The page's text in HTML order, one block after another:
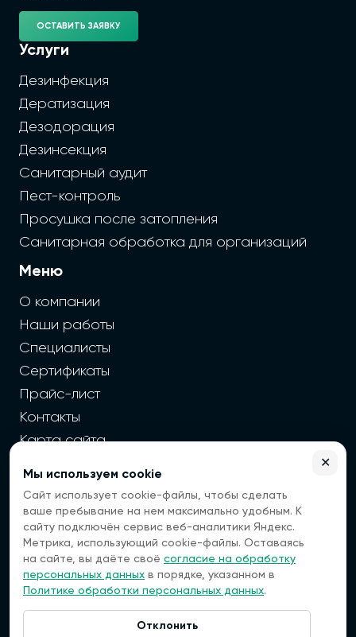
ОСТАВИТЬ ЗАЯВКУ
Услуги
Дезинфекция
Дератизация
Дезодорация
Дезинсекция
Санитарный аудит
Пест-контроль
Просушка после затопления
Санитарная обработка для организаций
Меню
О компании
Наши работы
Специалисты
Сертификаты
Прайс-лист
Контакты
Карта сайта
2026 г. Cайт санэпидемстанции — Все права защищены
Все цены на сайте носят информационный
характер, окончательная цена зависит от многих
факторов. Информация с сайта не является
публичной офертой.
Мы — платформа, которая помогает вам найти
специалистов по дезинфекции. Мы не оказываем
услуги напрямую, а передаем ваши заявки
проверенным исполнителям.
Наша компания не несет ответственности за
Мы используем cookie
Сайт использует cookie-файлы, чтобы сделать
ваше пребывание на нем максимально удобным. К
сайту подключён сервис веб-аналитики Яндекс.
Метрика, использующий cookie-файлы. Оставаясь
на сайте, вы даёте своё согласие на обработку
персональных данных в порядке, указанном в
Политике обработки персональных данных.
Отклонить
✕